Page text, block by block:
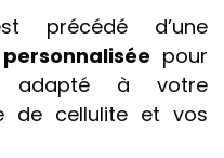
précédé d’une
pour
adapté à votre
de cellulite et vos